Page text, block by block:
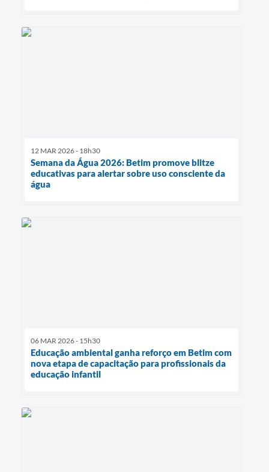
12 MAR 2026 - 18h30
Semana da Água 2026: Betim promove blitze
educativas para alertar sobre uso consciente da
água
06 MAR 2026 - 15h30
Educação ambiental ganha reforço em Betim com
nova etapa de capacitação para profissionais da
educação infantil